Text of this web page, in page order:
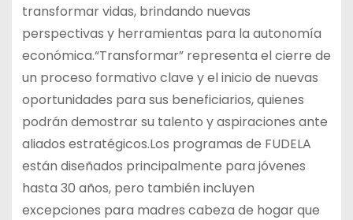
transformar vidas, brindando nuevas
perspectivas y herramientas para la autonomía
económica.“Transformar” representa el cierre de
un proceso formativo clave y el inicio de nuevas
oportunidades para sus beneficiarios, quienes
podrán demostrar su talento y aspiraciones ante
aliados estratégicos.Los programas de FUDELA
están diseñados principalmente para jóvenes
hasta 30 años, pero también incluyen
excepciones para madres cabeza de hogar que